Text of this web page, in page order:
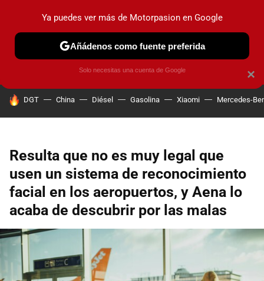
PRUEBAS COCHES ELÉCTRICOS OBSERVATORIO
HOY SE HABLA DE
DGT China Diésel Gasolina Xiaomi Mercedes-
Resulta que no es muy legal que
usen un sistema de reconocimiento
facial en los aeropuertos, y Aena lo
acaba de descubrir por las malas
×
Ya puedes ver más de Motorpasion en Google
Añádenos como fuente preferida
Solo necesitas una cuenta de Google